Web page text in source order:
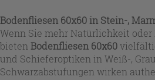
Bodenfliesen 60x60 in Stein-,
Wenn Sie mehr Natürlichkeit oder
bieten Bodenfliesen 60x60
und Schieferoptiken in Weiß-,
Schwarzabstufungen wirken